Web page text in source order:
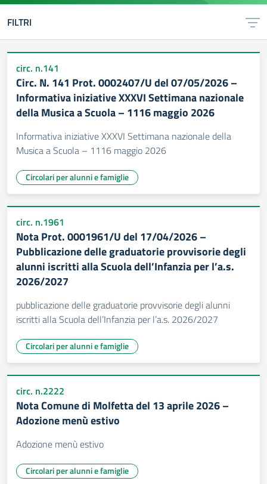
FILTRI
circ. n.141
Circ. N. 141 Prot. 0002407/U del 07/05/2026 –
Informativa iniziative XXXVI Settimana nazionale
della Musica a Scuola – 1116 maggio 2026
Informativa iniziative XXXVI Settimana nazionale della
Musica a Scuola – 1116 maggio 2026
Circolari per alunni e famiglie
circ. n.1961
Nota Prot. 0001961/U del 17/04/2026 –
Pubblicazione delle graduatorie provvisorie degli
alunni iscritti alla Scuola dell’Infanzia per l’a.s.
2026/2027
pubblicazione delle graduatorie provvisorie degli alunni
iscritti alla Scuola dell’Infanzia per l’a.s. 2026/2027
Circolari per alunni e famiglie
circ. n.2222
Nota Comune di Molfetta del 13 aprile 2026 –
Adozione menù estivo
Adozione menù estivo
Circolari per alunni e famiglie